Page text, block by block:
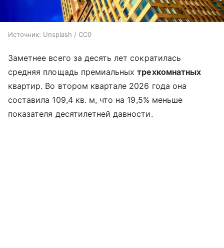
Источник: Unsplash / CC0
Заметнее всего за десять лет сократилась
средняя площадь премиальныхтрехкомнатных
квартир. Во втором квартале 2026 года она
составила 109,4 кв. м, что на 19,5% меньше
показателя десятилетней давности.